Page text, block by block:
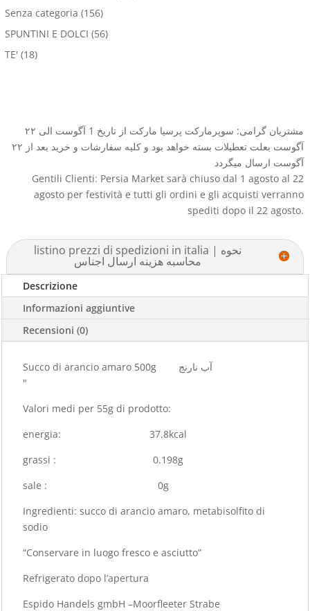
Senza categoria (156)
SPUNTINI E DOLCI (56)
TE' (18)
مشتریان گرامی: سوپرمارکت پرسیا مارکت از تاریخ 1 آگوست الی ۲۲
آگوست بعلت تعطیلات بسته خواهد بود و کلیه سفارشات و خرید بعد از ۲۲
آگوست ارسال میگردد
Gentili Clienti: Persia Market sarà chiuso dal 1 agosto al 22
agosto per festività e tutti gli ordini e gli acquisti verranno
spediti dopo il 22 agosto.
listino prezzi di spedizioni in italia | نحوه
محاسبه هزینه ارسال اجناس
Descrizione
Informazioni aggiuntive
Recensioni (0)
Succo di arancio amaro 500g آب نارنج
"
Valori medi per 55g di prodotto:
energia: 37.8kcal
grassi : 0.198g
sale : 0g
Ingredienti: succo di arancio amaro, metabisolfito di
sodio
“Conservare in luogo fresco e asciutto”
Refrigerato dopo l’apertura
Espido Handels gmbH –Moorfleeter Strabe